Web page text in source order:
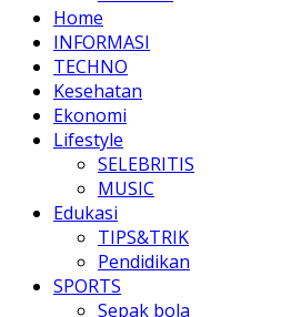
Home
INFORMASI
TECHNO
Kesehatan
Ekonomi
Lifestyle
SELEBRITIS
MUSIC
Edukasi
TIPS&TRIK
Pendidikan
SPORTS
Sepak bola